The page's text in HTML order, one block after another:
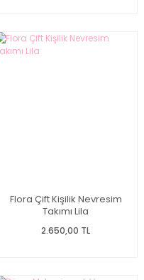
Flora Çift Kişilik Nevresim
Takımı Lila
2.650,00 TL